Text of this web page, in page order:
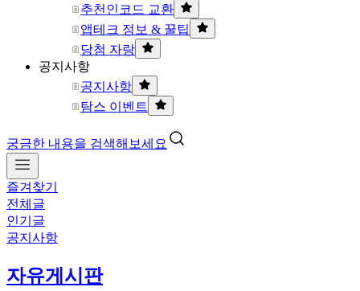
추천인코드 교환
앱테크 정보 & 꿀팁
당첨 자랑
공지사항
공지사항
탐스 이벤트
궁금한 내용을 검색해보세요
즐겨찾기
전체글
인기글
공지사항
자유게시판